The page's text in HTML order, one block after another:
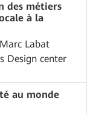
des métiers
à la
Labat
Design center
au monde